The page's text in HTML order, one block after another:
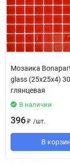
Мозаика
glass (25х25х4)
глянцевая
В наличии
396 ₽ /шт.
В